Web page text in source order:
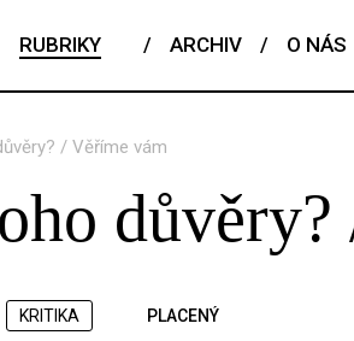
RUBRIKY / ARCHIV / O NÁS
/ Věříme vám
KRITIKA PLACENÝ